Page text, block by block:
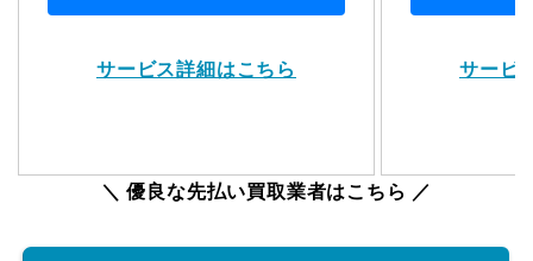
サービス詳細はこちら サービ
＼ 優良な先払い買取業者はこちら ／